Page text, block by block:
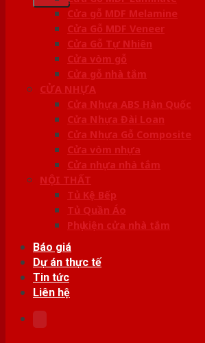
Cửa gỗ MDF Melamine
Cửa Gỗ MDF Veneer
Cửa Gỗ Tự Nhiên
Cửa vòm gỗ
Cửa gỗ nhà tắm
CỬA NHỰA
Cửa Nhựa ABS Hàn Quốc
Cửa Nhựa Đài Loan
Cửa Nhựa Gỗ Composite
Cửa vòm nhựa
Cửa nhựa nhà tắm
NỘI THẤT
Tủ Kệ Bếp
Tủ Quần Áo
Phụ kiện cửa nhà tắm
Báo giá
Dự án thực tế
Tin tức
Liên hệ